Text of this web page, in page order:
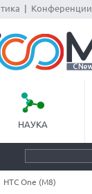
Конференции
НАУКА
HTC One (M8)